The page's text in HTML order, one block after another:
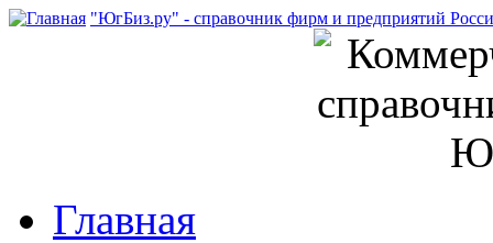
"ЮгБиз.ру" - справочник фирм и предприятий
Главная